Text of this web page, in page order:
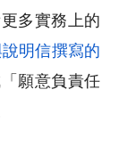
多實務上的
明信撰寫的
願意負責任